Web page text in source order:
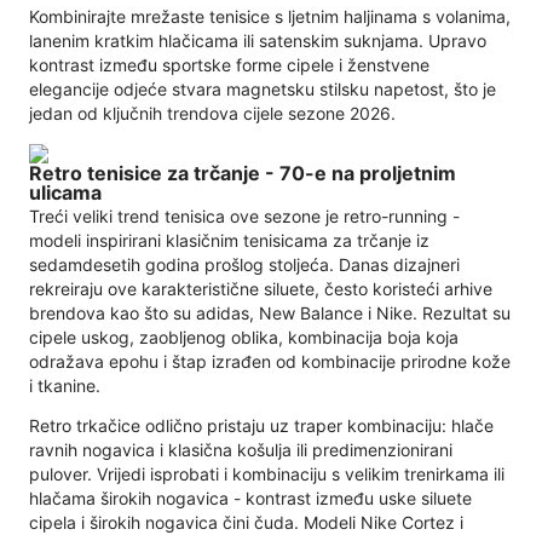
Kombinirajte mrežaste tenisice s ljetnim haljinama s volanima,
lanenim kratkim hlačicama ili satenskim suknjama. Upravo
kontrast između sportske forme cipele i ženstvene
elegancije odjeće stvara magnetsku stilsku napetost, što je
jedan od ključnih trendova cijele sezone 2026.
Retro tenisice za trčanje - 70-e na proljetnim
ulicama
Treći veliki trend tenisica ove sezone je retro-running -
modeli inspirirani klasičnim tenisicama za trčanje iz
sedamdesetih godina prošlog stoljeća. Danas dizajneri
rekreiraju ove karakteristične siluete, često koristeći arhive
brendova kao što su adidas, New Balance i Nike. Rezultat su
cipele uskog, zaobljenog oblika, kombinacija boja koja
odražava epohu i štap izrađen od kombinacije prirodne kože
i tkanine.
Retro trkačice odlično pristaju uz traper kombinaciju: hlače
ravnih nogavica i klasična košulja ili predimenzionirani
pulover. Vrijedi isprobati i kombinaciju s velikim trenirkama ili
hlačama širokih nogavica - kontrast između uske siluete
cipela i širokih nogavica čini čuda. Modeli Nike Cortez i